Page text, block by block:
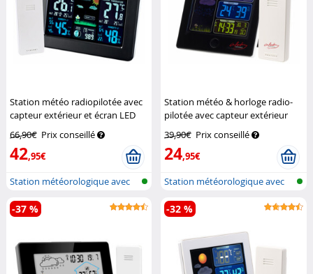
Station météo radiopilotée avec
capteur extérieur et écran LED
66,90€ Prix conseillé
42,95€
Station météorologique avec
écran c...
Station météo & horloge radio-
pilotée avec capteur extérieur
Infactory
39,90€ Prix conseillé
24,95€
Station météorologique avec
écran c...
-37 % -32 %